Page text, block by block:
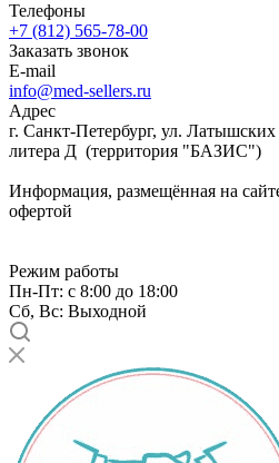
Телефоны
+7 (812) 565-78-00
Заказать звонок
E-mail
info@med-sellers.ru
Адрес
г. Санкт-Петербург, ул. Латышских
литера Д (территория "БАЗИС")
Информация, размещённая на
офертой
Режим работы
Пн-Пт: с 8:00 до 18:00
Сб, Вс: Выходной